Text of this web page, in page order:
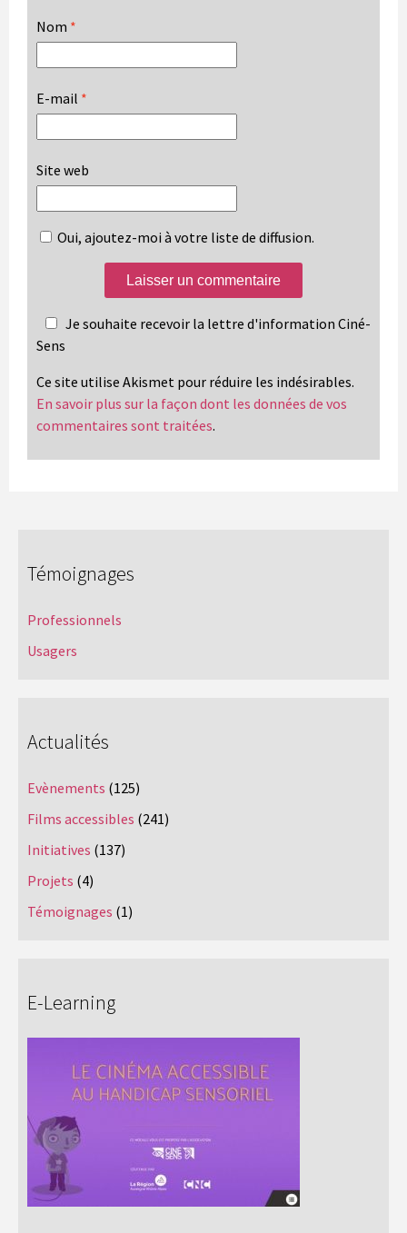
Nom *
E-mail *
Site web
Oui, ajoutez-moi à votre liste de diffusion.
Je souhaite recevoir la lettre d'information Ciné-
Sens
Ce site utilise Akismet pour réduire les indésirables.
En savoir plus sur la façon dont les données de vos
commentaires sont traitées.
Témoignages
Professionnels
Usagers
Actualités
Evènements (125)
Films accessibles (241)
Initiatives (137)
Projets (4)
Témoignages (1)
E-Learning